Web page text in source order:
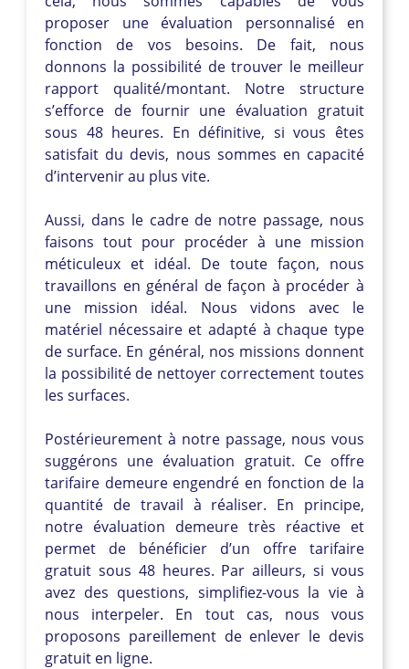
proposer une évaluation personnalisé en
fonction de vos besoins. De fait, nous
donnons la possibilité de trouver le meilleur
rapport qualité/montant. Notre structure
s’efforce de fournir une évaluation gratuit
sous 48 heures. En définitive, si vous êtes
satisfait du devis, nous sommes en capacité
d’intervenir au plus vite.
Aussi, dans le cadre de notre passage, nous
faisons tout pour procéder à une mission
méticuleux et idéal. De toute façon, nous
travaillons en général de façon à procéder à
une mission idéal. Nous vidons avec le
matériel nécessaire et adapté à chaque type
de surface. En général, nos missions donnent
la possibilité de nettoyer correctement toutes
les surfaces.
Postérieurement à notre passage, nous vous
suggérons une évaluation gratuit. Ce offre
tarifaire demeure engendré en fonction de la
quantité de travail à réaliser. En principe,
notre évaluation demeure très réactive et
permet de bénéficier d’un offre tarifaire
gratuit sous 48 heures. Par ailleurs, si vous
avez des questions, simplifiez-vous la vie à
nous interpeler. En tout cas, nous vous
proposons pareillement de enlever le devis
gratuit en ligne.